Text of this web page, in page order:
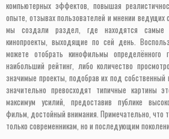
компьютерных эффектов, повышая
опыте, отзывах пользователей и мнении ведущих
мы создали раздел, где находятся самые
кинопроекты, выходящие по сей день.
можете отобрать кинофильмы
наибольший рейтинг, либо количество
значимые проекты, подобрав их под собственный
значительно превосходят типичные картины
максимум усилий, предоставив публике
фильм, достойный внимания. Примечательно, что
только современникам, но и последующим